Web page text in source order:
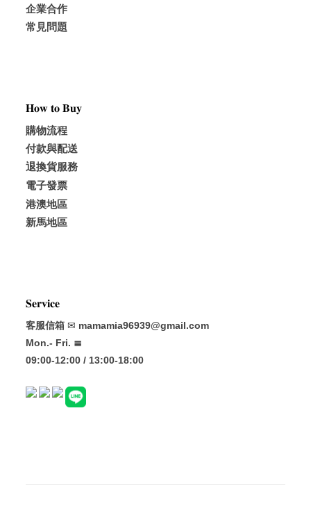
企業合作
常見問題
𝐇𝐨𝐰 𝐭𝐨 𝐁𝐮𝐲
購物流程
付款與配送
退換貨服務
電子發票
港澳地區
新馬地區
𝐒𝐞𝐫𝐯𝐢𝐜𝐞
客服信箱 ✉ mamamia96939@gmail.com
Mon.- Fri. ≣
09:00-12:00 / 13:00-18:00